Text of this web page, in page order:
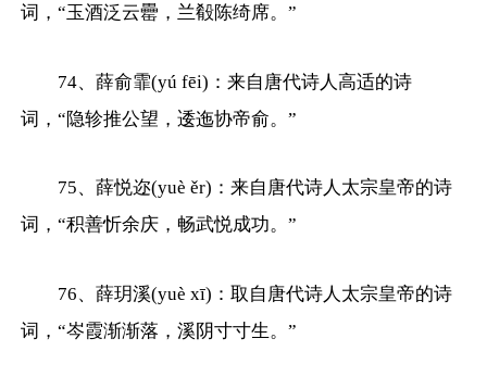
词，“玉酒泛云罍，兰殽陈绮席。”
74、薛俞霏(yú fēi)：来自唐代诗人高适的诗
词，“隐轸推公望，逶迤协帝俞。”
75、薛悦迩(yuè ěr)：来自唐代诗人太宗皇帝的诗
词，“积善忻余庆，畅武悦成功。”
76、薛玥溪(yuè xī)：取自唐代诗人太宗皇帝的诗
词，“岑霞渐渐落，溪阴寸寸生。”